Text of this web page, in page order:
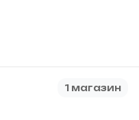
1 магазин